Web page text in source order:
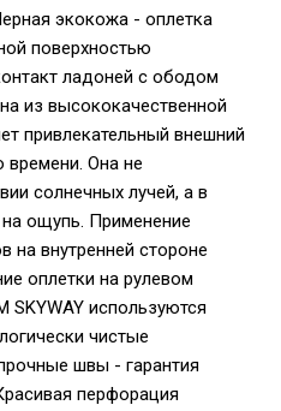
экокожа - оплетка
поверхностью
ладоней с ободом
из высококачественной
привлекательный внешний
времени. Она не
солнечных лучей, а в
ощупь. Применение
на внутренней стороне
оплетки на рулевом
SKYWAY используются
чистые
швы - гарантия
перфорация